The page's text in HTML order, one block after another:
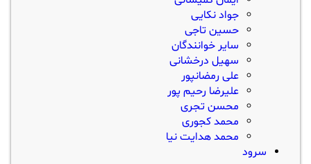
جواد نکایی
حسین تاجی
سایر خوانندگان
سهیل درخشانی
علی رمضانپور
علیرضا رحیم پور
محسن تجری
محمد کجوری
محمد هدایت نیا
سرود